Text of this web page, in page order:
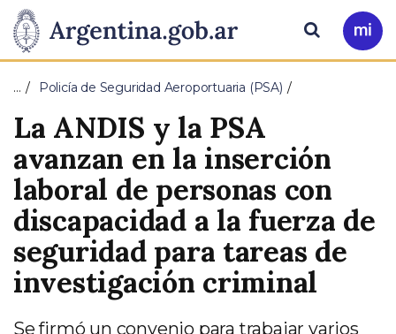
Presidencia
de
la
Nación
Pasar al contenido principal
Ir
a
Buscar
… Policía de Seguridad Aeroportuaria (PSA)
La ANDIS y la PSA
avanzan en la inserción
laboral de personas con
discapacidad a la fuerza de
seguridad para tareas de
investigación criminal
Se firmó un convenio para trabajar varios